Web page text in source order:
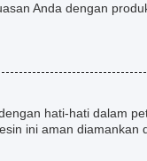
Anda dengan
hati-hati dalam
ini aman diamankan